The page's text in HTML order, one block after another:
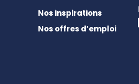
Nos inspirations
Nos offres d’emploi